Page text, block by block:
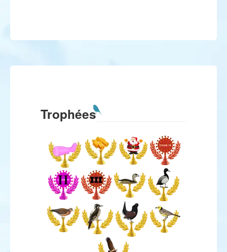
Trophées